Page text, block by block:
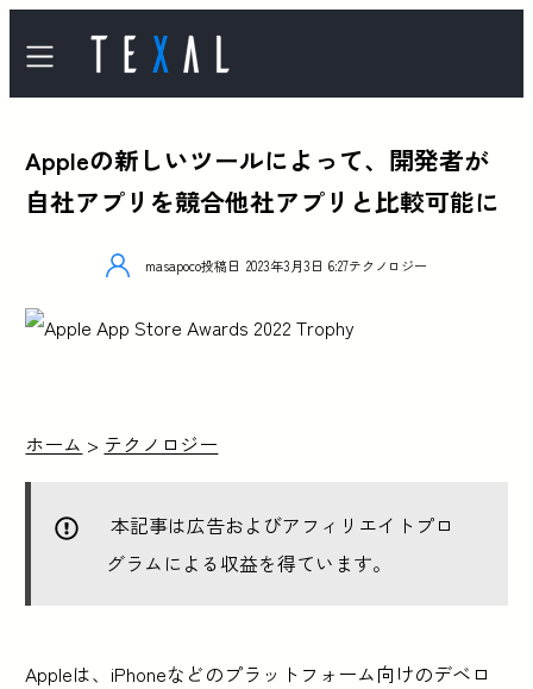
Appleの新しいツールによって、開発者が
自社アプリを競合他社アプリと比較可能に
masapoco投稿日 2023年3月3日 6:27テクノロジー
ホーム > テクノロジー
本記事は広告およびアフィリエイトプロ
グラムによる収益を得ています。
Appleは、iPhoneなどのプラットフォーム向けのデベロ